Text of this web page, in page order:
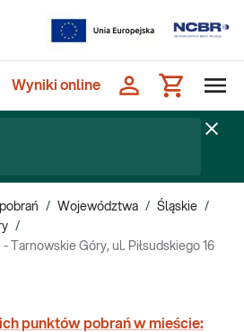
Wyniki online
/ Województwa / Śląskie /
/
Tarnowskie Góry, ul. Piłsudskiego 16
punktów pobrań w mieście: